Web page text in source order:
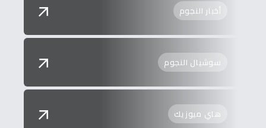
أخبار النجوم
سوشيال النجوم
هاي ميوزيك